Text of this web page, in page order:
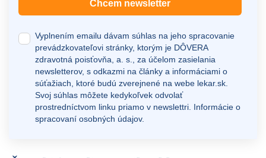
Chcem newsletter
Vyplnením emailu dávam súhlas na jeho spracovanie
prevádzkovateľovi stránky, ktorým je DÔVERA
zdravotná poisťovňa, a. s., za účelom zasielania
newsletterov, s odkazmi na články a informáciami o
súťažiach, ktoré budú zverejnené na webe lekar.sk
Svoj súhlas môžete kedykoľvek odvolať
prostredníctvom linku priamo v newslettri. Informácie o
spracovaní osobných údajov.